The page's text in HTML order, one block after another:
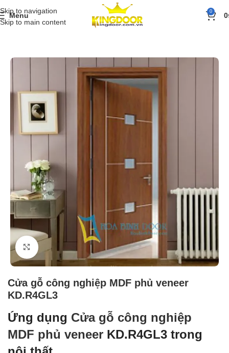
Skip to navigation
Skip to main content
Menu 0 0
Trang chủ» Sản phẩm Cửa gỗ»Cửa gỗ công nghiệp MDF Veneer
Click to enlarge
Cửa gỗ công nghiệp MDF phủ veneer
KD.R4GL3
Ứng dụng Cửa gỗ công nghiệp
MDF phủ veneer KD.R4GL3 trong